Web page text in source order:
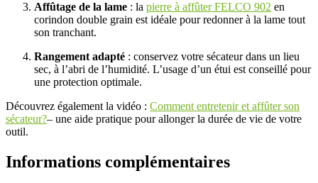
Affûtage de la lame : la pierre à affûter FELCO 902 en
corindon double grain est idéale pour redonner à la lame tout
son tranchant.
Rangement adapté : conservez votre sécateur dans un lieu
sec, à l’abri de l’humidité. L’usage d’un étui est conseillé pour
une protection optimale.
Découvrez également la vidéo : Comment entretenir et affûter son
sécateur?– une aide pratique pour allonger la durée de vie de votre
outil.
Informations complémentaires